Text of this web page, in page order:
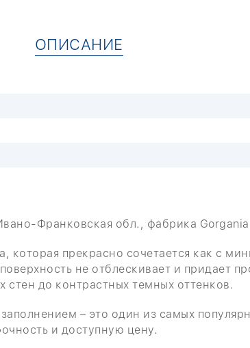
ОПИСАНИЕ
Франковская обл., фабрика
которая прекрасно сочетается как с
не отблескивает и придает
стен до контрастных темных оттенков.
– это один из самых
и доступную цену.